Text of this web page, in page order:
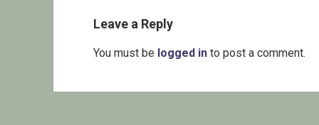
Leave a Reply
You must be logged into post a comment.